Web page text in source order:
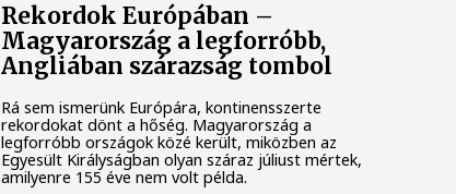
Rekordok Európában –
Magyarország a legforróbb,
Angliában szárazság tombol
Rá sem ismerünk Európára, kontinensszerte
rekordokat dönt a hőség. Magyarország a
legforróbb országok közé került, miközben az
Egyesült Királyságban olyan száraz júliust mértek,
amilyenre 155 éve nem volt példa.